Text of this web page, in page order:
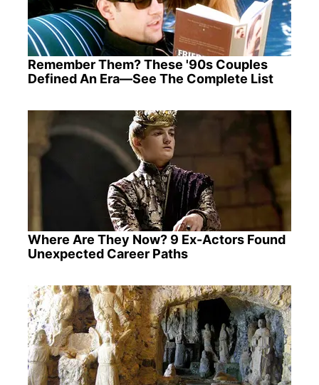
Remember Them? These '90s Couples
Defined An Era—See The Complete List
Where Are They Now? 9 Ex-Actors Found
Unexpected Career Paths